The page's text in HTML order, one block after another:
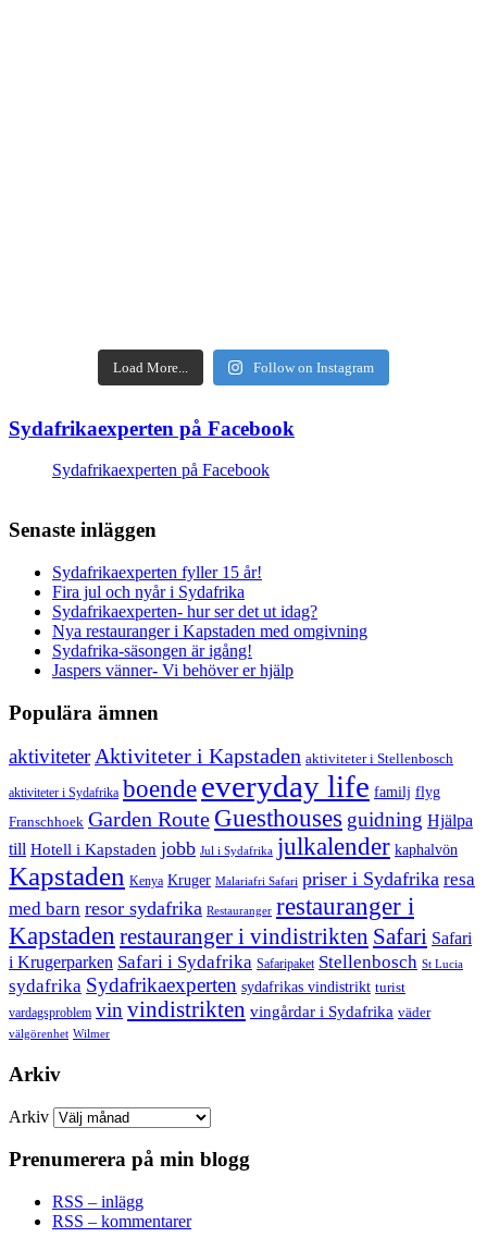
Load More... Follow on Instagram
Sydafrikaexperten på Facebook
Sydafrikaexperten på Facebook
Senaste inläggen
Sydafrikaexperten fyller 15 år!
Fira jul och nyår i Sydafrika
Sydafrikaexperten- hur ser det ut idag?
Nya restauranger i Kapstaden med omgivning
Sydafrika-säsongen är igång!
Jaspers vänner- Vi behöver er hjälp
Populära ämnen
aktiviteterAktiviteter i Kapstaden aktiviteter i Stellenbosch
aktiviteter i Sydafrika boende everyday life familj flyg
Franschhoek Garden Route Guesthouses guidning Hjälpa
till Hotell i Kapstaden jobb Jul i Sydafrika julkalender kaphalvön
Kapstaden Kenya Kruger Malariafri Safari priser i Sydafrika resa
med barn resor sydafrika Restauranger restauranger i
Kapstaden restauranger i vindistrikten Safari Safari
i Krugerparken Safari i Sydafrika Safaripaket Stellenbosch St Lucia
sydafrika Sydafrikaexperten sydafrikas vindistrikt turist
vardagsproblem vinvindistrikten vingårdar i Sydafrika väder
välgörenhet Wilmer
Arkiv
Arkiv
Prenumerera på min blogg
RSS – inlägg
RSS – kommentarer